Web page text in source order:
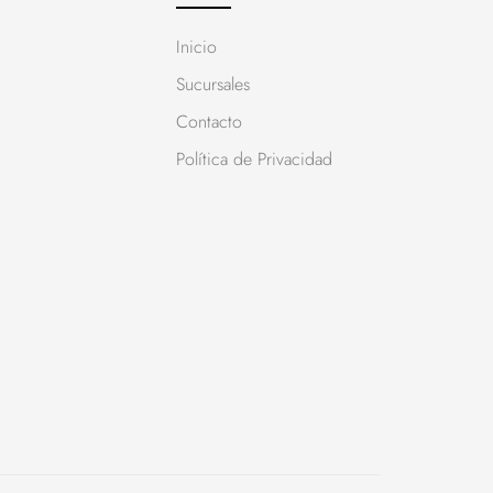
Inicio
Sucursales
Contacto
Política de Privacidad